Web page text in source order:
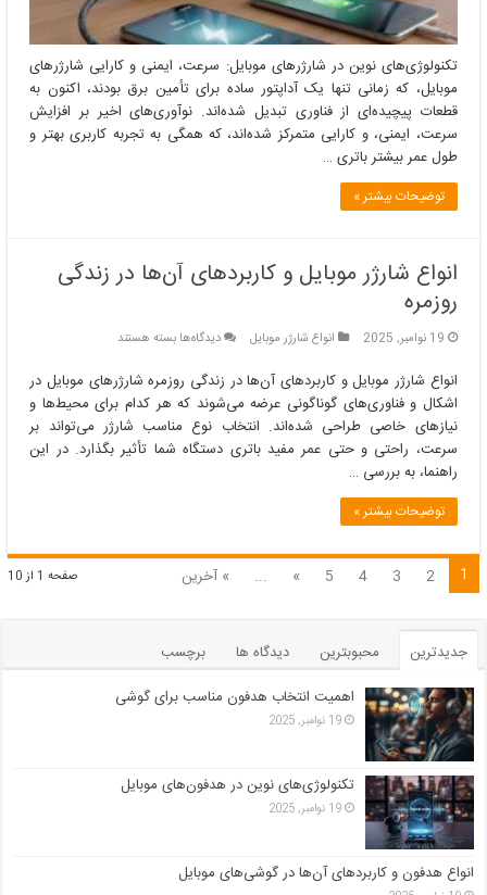
تکنولوژی‌های نوین در شارژرهای موبایل: سرعت، ایمنی و کارایی شارژرهای
موبایل، که زمانی تنها یک آداپتور ساده برای تأمین برق بودند، اکنون به
قطعات پیچیده‌ای از فناوری تبدیل شده‌اند. نوآوری‌های اخیر بر افزایش
سرعت، ایمنی، و کارایی متمرکز شده‌اند، که همگی به تجربه کاربری بهتر و
طول عمر بیشتر باتری …
توضیحات بیشتر »
انواع شارژر موبایل و کاربردهای آن‌ها در زندگی
روزمره
19 نوامبر, 2025 انواع شارژر موبایل دیدگاه‌هابرای
شارژر
موبایل
و
کاربردهای
بسته هستند
انواع شارژر موبایل و کاربردهای آن‌ها در زندگی روزمره شارژرهای موبایل در
اشکال و فناوری‌های گوناگونی عرضه می‌شوند که هر کدام برای محیط‌ها و
نیازهای خاصی طراحی شده‌اند. انتخاب نوع مناسب شارژر می‌تواند بر
سرعت، راحتی و حتی عمر مفید باتری دستگاه شما تأثیر بگذارد. در این
راهنما، به بررسی …
توضیحات بیشتر »
صفحه 1 از 10 1
2
3
4
5
»
... » آخرین
جدیدترین محبوبترین دیدگاه ها
برچسب
اهمیت انتخاب هدفون مناسب برای گوشی
19 نوامبر, 2025
تکنولوژی‌های نوین در هدفون‌های موبایل
19 نوامبر, 2025
انواع هدفون و کاربردهای آن‌ها در گوشی‌های موبایل